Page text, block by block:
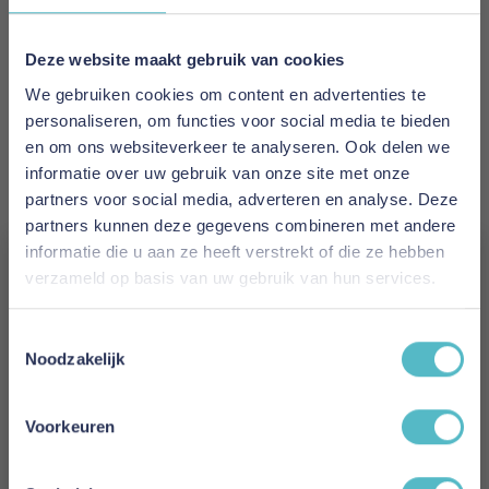
Deze website maakt gebruik van cookies
We gebruiken cookies om content en advertenties te
personaliseren, om functies voor social media te bieden
en om ons websiteverkeer te analyseren. Ook delen we
informatie over uw gebruik van onze site met onze
partners voor social media, adverteren en analyse. Deze
partners kunnen deze gegevens combineren met andere
informatie die u aan ze heeft verstrekt of die ze hebben
verzameld op basis van uw gebruik van hun services.
Noodzakelijk
Voorkeuren
EAN
7439654299219
Prijs
€ 95,00
Levertijd
1 tot 3 werkdagen
Kleur
E-mail